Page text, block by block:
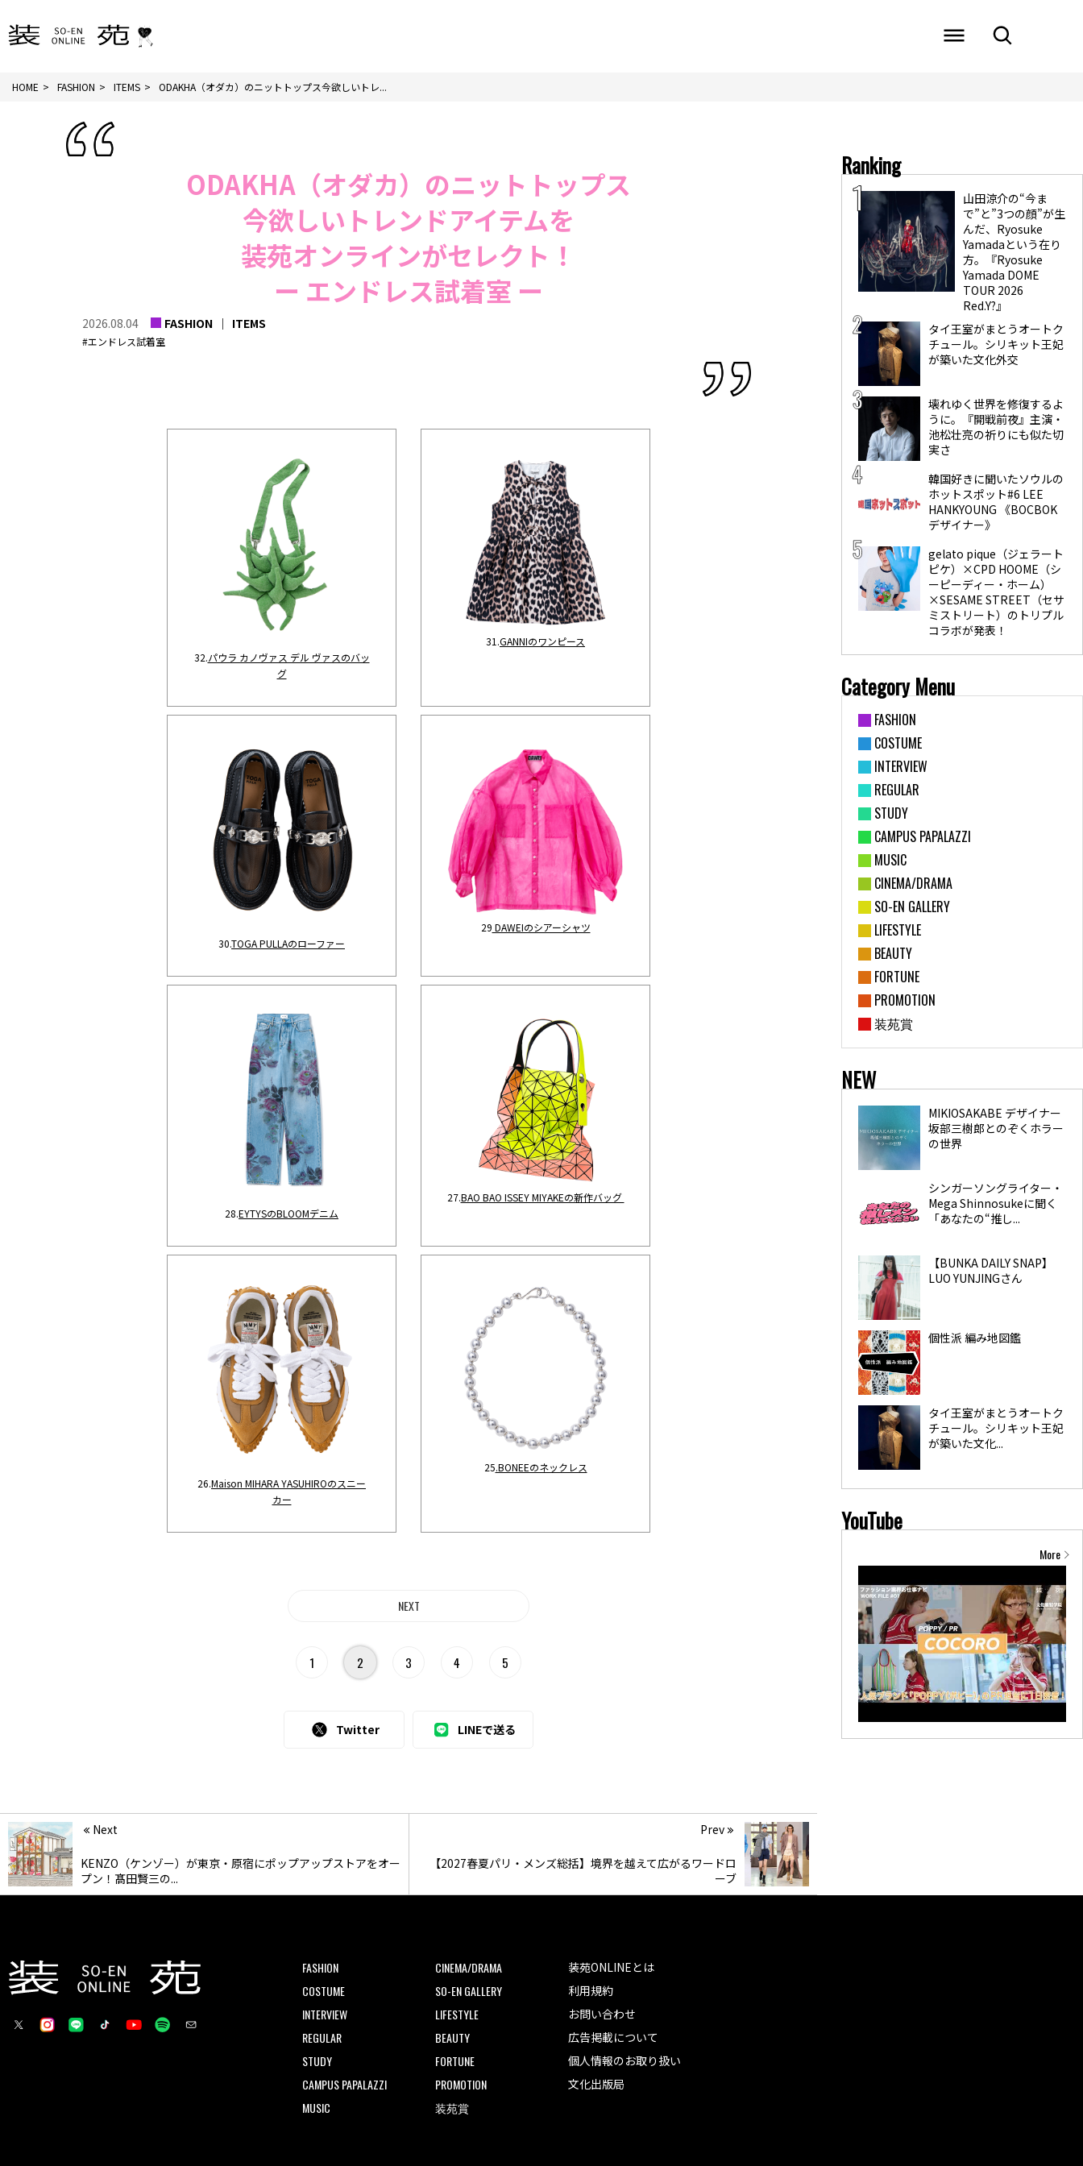
HOME FASHION ITEMS ODAKHA（オダカ）のニットトップス今欲しいトレ...
ODAKHA（オダカ）のニットトップス
今欲しいトレンドアイテムを
装苑オンラインがセレクト！
ー エンドレス試着室 ー
2026.08.04 FASHION ITEMS
#エンドレス試着室
32.パウラ カノヴァス デル ヴァスのバッ
グ
31.GANNIのワンピース
30.TOGA PULLAのローファー
29 DAWEIのシアーシャツ
28.EYTYSのBLOOMデニム
27.BAO BAO ISSEY MIYAKEの新作バッグ
26.Maison MIHARA YASUHIROのスニー
カー
25.BONEEのネックレス
1 2 3 4 5
Twitter LINEで送る
Next
KENZO（ケンゾー）が東京・原宿にポップアップストアをオー
プン！髙田賢三の...
Prev
【2027春夏パリ・メンズ総括】境界を越えて広がるワードロ
ーブ
Ranking
山田涼介の“今ま
で”と”3つの顔”が生
んだ、Ryosuke
Yamadaという在り
方。『Ryosuke
Yamada DOME
TOUR 2026
Red.Y?』
タイ王室がまとうオートク
チュール。シリキット王妃
が築いた文化外交
壊れゆく世界を修復するよ
うに。『開戦前夜』主演・
池松壮亮の祈りにも似た切
実さ
韓国好きに聞いたソウルの
ホットスポット#6 LEE
HANKYOUNG 《BOCBOK
デザイナー》
gelato pique（ジェラート
ピケ）×CPD HOOME（シ
ーピーディー・ホーム）
×SESAME STREET（セサ
ミストリート）のトリプル
コラボが発表！
Category Menu
FASHION
COSTUME
INTERVIEW
REGULAR
STUDY
CAMPUS PAPALAZZI
MUSIC
CINEMA/DRAMA
SO-EN GALLERY
LIFESTYLE
BEAUTY
FORTUNE
PROMOTION
装苑賞
NEW
MIKIOSAKABE デザイナー
坂部三樹郎とのぞくホラー
の世界
シンガーソングライター・
Mega Shinnosukeに聞く
「あなたの“推し...
【BUNKA DAILY SNAP】
LUO YUNJINGさん
個性派 編み地図鑑
タイ王室がまとうオートク
チュール。シリキット王妃
が築いた文化...
YouTube
More
FASHION
COSTUME
INTERVIEW
REGULAR
STUDY
CAMPUS PAPALAZZI
MUSIC
CINEMA/DRAMA
SO-EN GALLERY
LIFESTYLE
BEAUTY
FORTUNE
PROMOTION
装苑賞
装苑ONLINEとは
利用規約
お問い合わせ
広告掲載について
個人情報のお取り扱い
文化出版局